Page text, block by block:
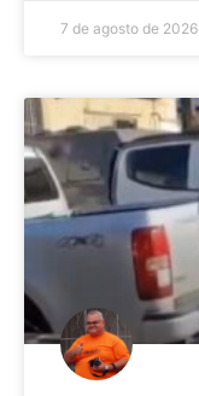
7 de agosto de 2026